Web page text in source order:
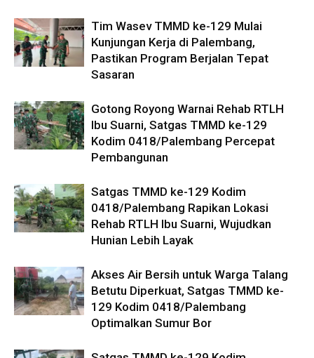
Tim Wasev TMMD ke-129 Mulai
Kunjungan Kerja di Palembang,
Pastikan Program Berjalan Tepat
Sasaran
Gotong Royong Warnai Rehab RTLH
Ibu Suarni, Satgas TMMD ke-129
Kodim 0418/Palembang Percepat
Pembangunan
Satgas TMMD ke-129 Kodim
0418/Palembang Rapikan Lokasi
Rehab RTLH Ibu Suarni, Wujudkan
Hunian Lebih Layak
Akses Air Bersih untuk Warga Talang
Betutu Diperkuat, Satgas TMMD ke-
129 Kodim 0418/Palembang
Optimalkan Sumur Bor